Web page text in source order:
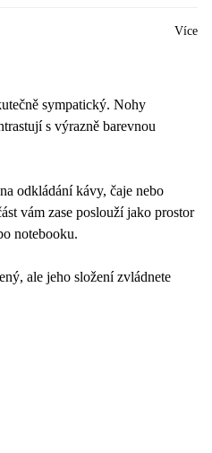
Více
sympatický. Nohy
s výrazně barevnou
odkládání kávy, čaje nebo
vám zase poslouží jako prostor
notebooku.
ale jeho složení zvládnete